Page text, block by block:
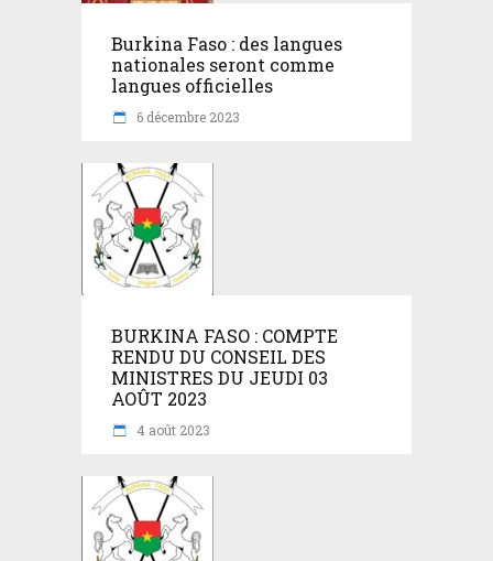
Burkina Faso : des langues
nationales seront comme
langues officielles
6 décembre 2023
BURKINA FASO : COMPTE
RENDU DU CONSEIL DES
MINISTRES DU JEUDI 03
AOÛT 2023
4 août 2023